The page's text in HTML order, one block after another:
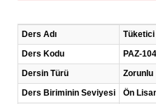
Ders Adı
Tüketici
Ders Kodu
PAZ-104
Dersin Türü
Zorunlu
Ders Biriminin Seviyesi
Ön